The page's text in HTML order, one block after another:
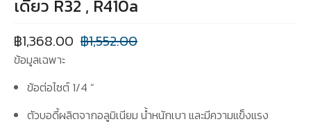
เดี่ยว R32 , R410a
฿1,552.00
฿1,368.00
ข้อมูลเฉพาะ
ข้อต่อไซต์ 1/4 “
ตัวบอดี้ผลิตจากอลูมิเนียม น้ำหนักเบา และมีความแข็งแรง